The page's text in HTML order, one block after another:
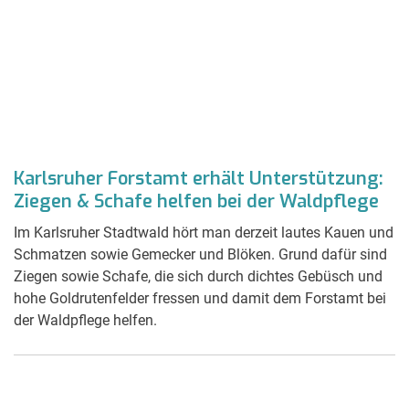
Karlsruher Forstamt erhält Unterstützung:
Ziegen & Schafe helfen bei der Waldpflege
Im Karlsruher Stadtwald hört man derzeit lautes Kauen und
Schmatzen sowie Gemecker und Blöken. Grund dafür sind
Ziegen sowie Schafe, die sich durch dichtes Gebüsch und
hohe Goldrutenfelder fressen und damit dem Forstamt bei
der Waldpflege helfen.